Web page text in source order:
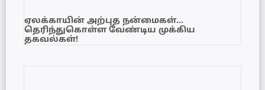
ஏலக்காயின் அற்புத நன்மைகள்…
தெரிந்துகொள்ள வேண்டிய முக்கிய
தகவல்கள்!